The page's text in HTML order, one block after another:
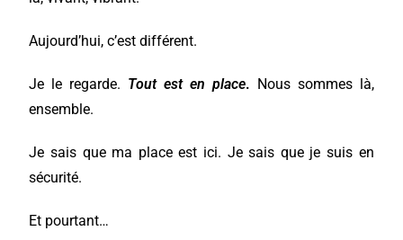
Aujourd’hui, c’est différent.
Je le regarde. Tout est en place. Nous sommes là,
ensemble.
Je sais que ma place est ici. Je sais que je suis en
sécurité.
Et pourtant…